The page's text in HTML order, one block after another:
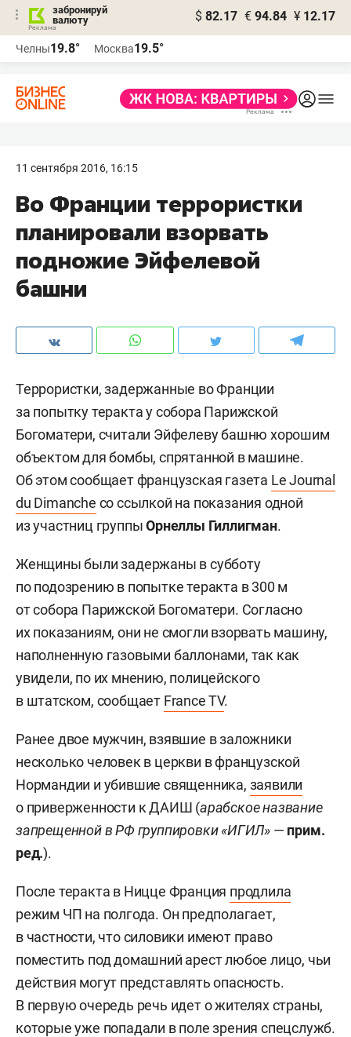
забронируй
валюту
$ 82.17 € 94.84 ¥ 12.17
Челны19.8° Москва19.5°
11 сентября 2016, 16:15
Во Франции террористки
планировали взорвать
подножие Эйфелевой
башни
Террористки, задержанные во Франции
за попытку теракта у собора Парижской
Богоматери, считали Эйфелеву башню хорошим
объектом для бомбы, спрятанной в машине.
Об этом сообщает французская газета Le Journal
du Dimanche со ссылкой на показания одной
из участниц группыОрнеллы Гиллигман.
Женщины были задержаны в субботу
по подозрению в попытке теракта в 300 м
от собора Парижской Богоматери. Согласно
их показаниям, они не смогли взорвать машину,
наполненную газовыми баллонами, так как
увидели, по их мнению, полицейского
в штатском, сообщает France TV.
Ранее двое мужчин, взявшие в заложники
несколько человек в церкви в французской
Нормандии и убившие священника, заявили
о приверженности к ДАИШ (арабское название
запрещенной в РФ группировки «ИГИЛ» — прим.
ред.).
После теракта в Ницце Франция продлила
режим ЧП на полгода. Он предполагает,
в частности, что силовики имеют право
поместить под домашний арест любое лицо, чьи
действия могут представлять опасность.
В первую очередь речь идет о жителях страны,
которые уже попадали в поле зрения спецслужб.